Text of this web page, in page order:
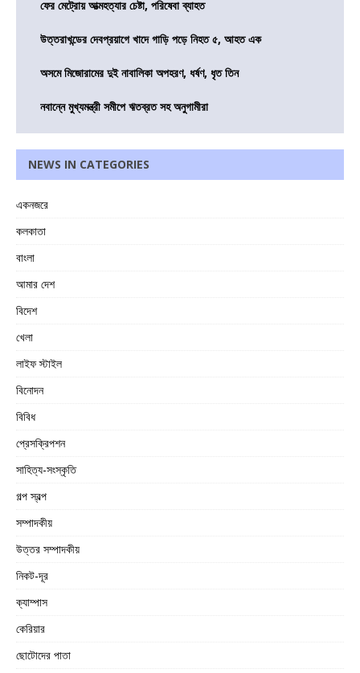
ফের মেট্রোয় আত্মহত্যার চেষ্টা, পরিষেবা ব্যাহত
উত্তরাখন্ডের দেবপ্রয়াগে খাদে গাড়ি পড়ে নিহত ৫, আহত এক
অসমে মিজোরামের দুই নাবালিকা অপহরণ, ধর্ষণ, ধৃত তিন
নবান্নে মুখ্যমন্ত্রী সমীপে ঋতব্রত সহ অনুগামীরা
NEWS IN CATEGORIES
একনজরে
কলকাতা
বাংলা
আমার দেশ
বিদেশ
খেলা
লাইফ স্টাইল
বিনোদন
বিবিধ
প্রেসক্রিপশন
সাহিত্য-সংস্কৃতি
গল্প স্বল্প
সম্পাদকীয়
উত্তর সম্পাদকীয়
নিকট-দূর
ক্যাম্পাস
কেরিয়ার
ছোটোদের পাতা